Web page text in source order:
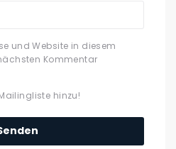
und Website in diesem
Kommentar
hinzu!